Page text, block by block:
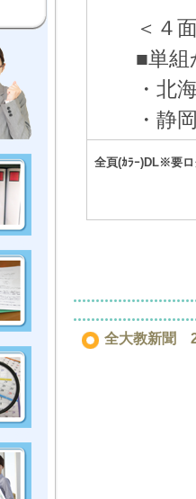
＜４
■単
・北
・静
全頁(ｶﾗｰ)DL※要ロ
全大教新聞